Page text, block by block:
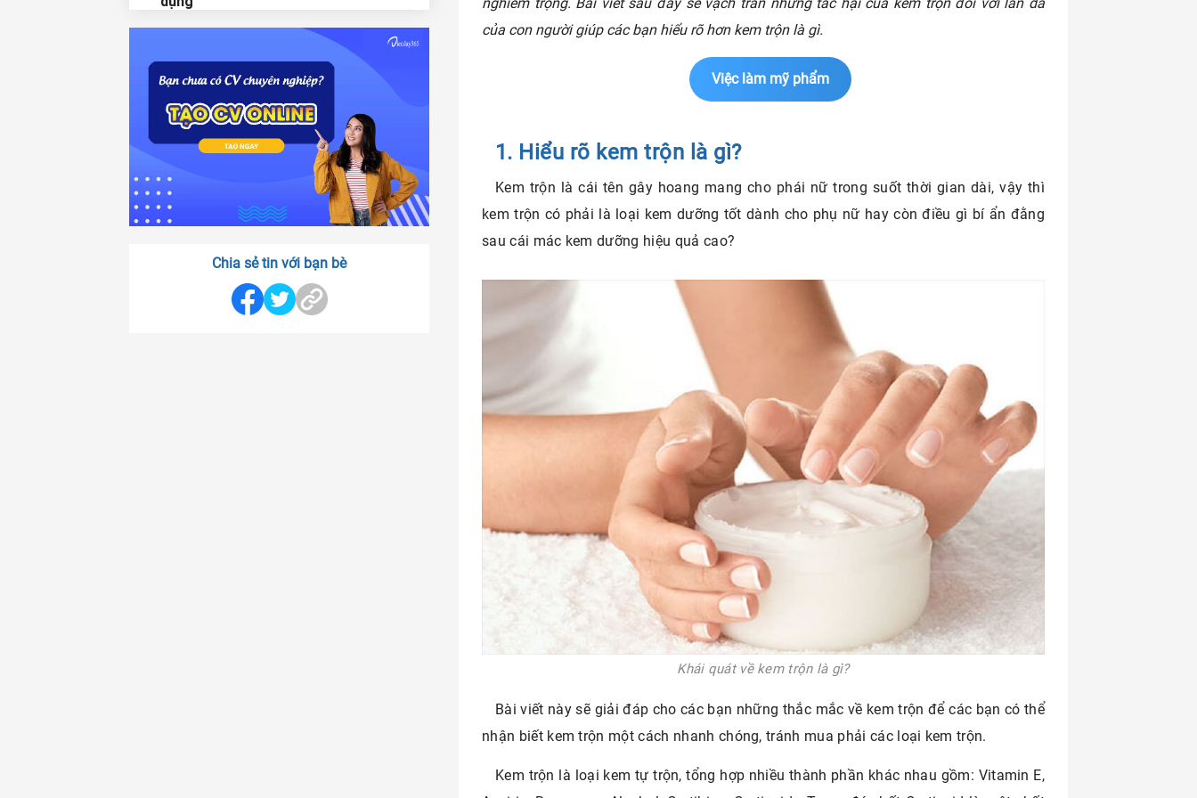
của con người giúp các bạn hiểu rõ hơn kem trộn là gì.
Việc làm mỹ phẩm
3. Tiết lộ những tác hại của kem trộn
4. Giải pháp khắc phục khi lỡ dùng kem
trộn
Chia sẻ tin với bạn bè
1. Hiểu rõ kem trộn là gì?
Kem trộn là cái tên gây hoang mang cho phái nữ trong suốt thời gian dài, vậy thì
kem trộn có phải là loại kem dưỡng tốt dành cho phụ nữ hay còn điều gì bí ẩn đằng
sau cái mác kem dưỡng hiệu quả cao?
Khái quát về kem trộn là gì?
Bài viết này sẽ giải đáp cho các bạn những thắc mắc về kem trộn để các bạn có thể
nhận biết kem trộn một cách nhanh chóng, tránh mua phải các loại kem trộn.
Kem trộn là loại kem tự trộn, tổng hợp nhiều thành phần khác nhau gồm: Vitamin E,